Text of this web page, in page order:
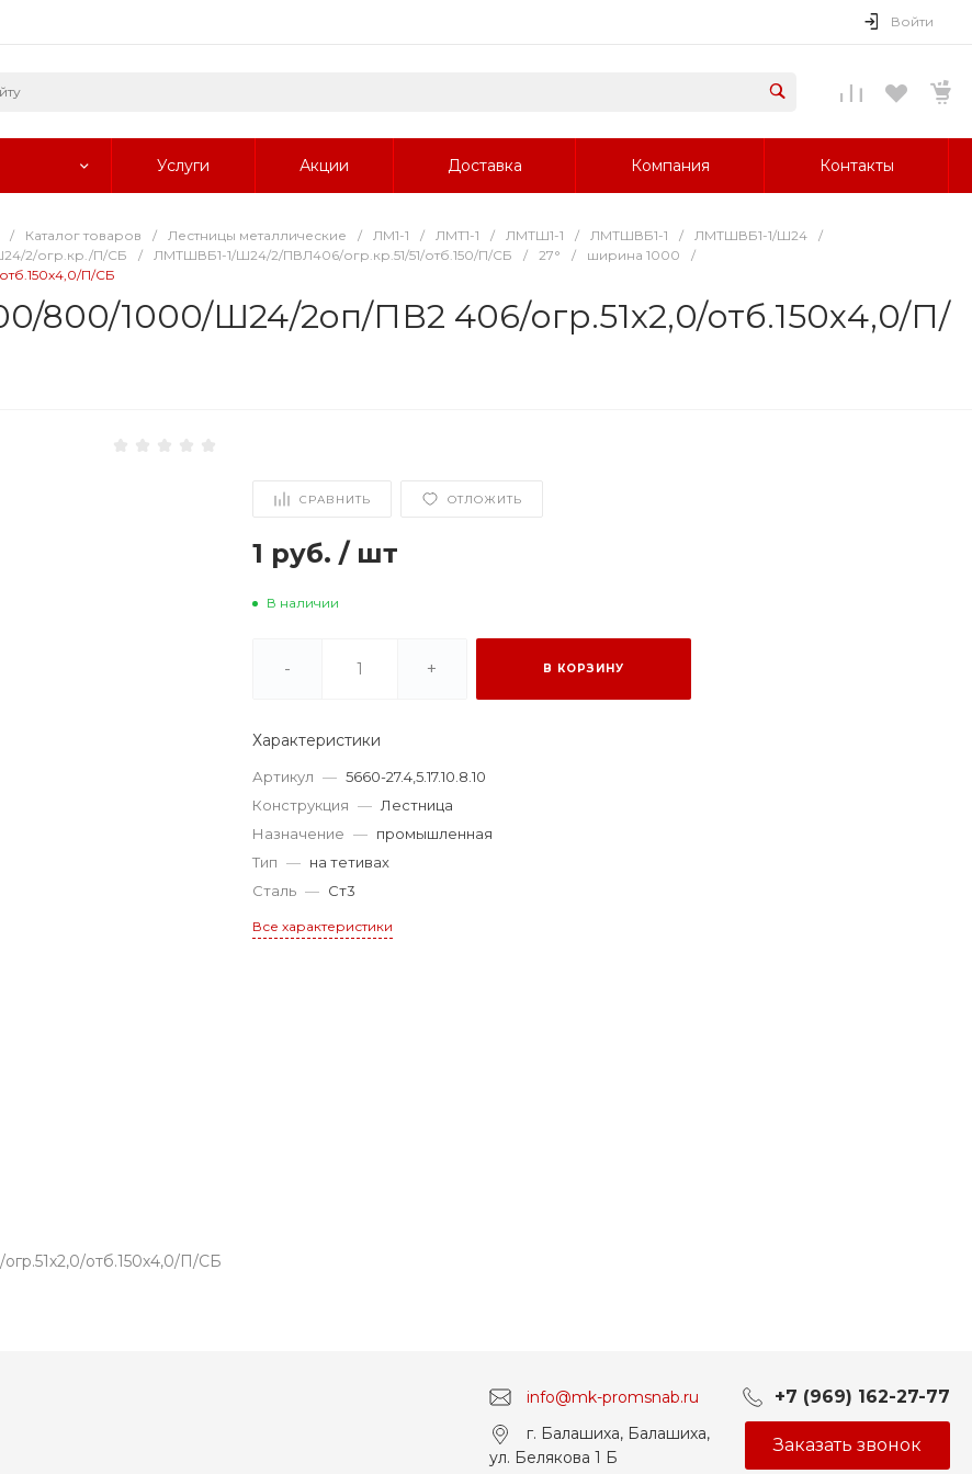
Войти
Услуги Акции Доставка Компания Контакты
/ Каталог товаров / Лестницы металлические / ЛМ1-1 / ЛМТ1-1 / ЛМТШ1-1 / ЛМТШВБ1-1 / ЛМТШВБ1-1/Ш24
/
2/огр.кр./П/СБ / ЛМТШВБ1-1/Ш24/2/ПВЛ406/огр.кр.51/51/отб.150/П/СБ / 27° / ширина 1000
/
П/СБ
800/1000/Ш24/2оп/ПВ2 406/огр.51х2,0/отб.150х4,0/П/
СРАВНИТЬ ОТЛОЖИТЬ
1 руб. / шт
В наличии
- + В КОРЗИНУ
Характеристики
Артикул — 5660-27.4,5.17.10.8.10
Конструкция — Лестница
Назначение — промышленная
Тип — на тетивах
Сталь — Ст3
Все характеристики
отб.150х4,0/П/СБ
info@mk-promsnab.ru +7 (969) 162-27-77
г. Балашиха, Балашиха,
ул. Белякова 1 Б
Заказать звонок